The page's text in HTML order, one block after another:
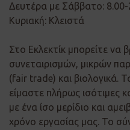
Δευτέρα με Σάββατο: 8.00-
Κυριακή: Κλειστά
Στο Εκλεκτίκ μπορείτε να
συνεταιρισμών, μικρών
(fair trade) και βιολογικά.
είμαστε πλήρως ισότιμες
με ένα ίσο μερίδιο και
χρόνο εργασίας μας. Το